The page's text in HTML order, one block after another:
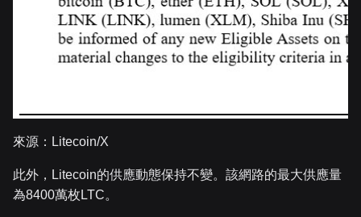
來源：Litecoin/X
此外，Litecoin的供應動態保持不變。該網路的最大供應量
為8400萬枚LTC。